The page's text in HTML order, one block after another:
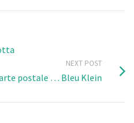
NEXT POST
postale … Bleu Klein